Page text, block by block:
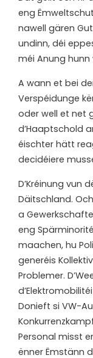
eng
nawell gären
undinn, déi
méi Anung
A wann et bei
Verspéidunge
oder well et net
d’Haaptschold
éischter hätt
decidéiere
D’Kréinung vun
Däitschland.
a
eng
maachen, hu
generéis
Problemer.
Donieft si VW-
Personal misst
ënner Ëmstänn